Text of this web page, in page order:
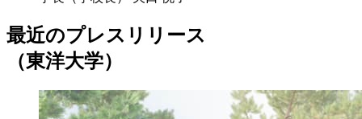
最近のプレスリリース
（東洋大学）